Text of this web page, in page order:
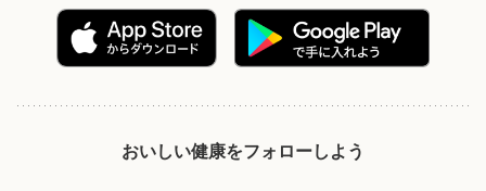
おいしい健康をフォローしよう